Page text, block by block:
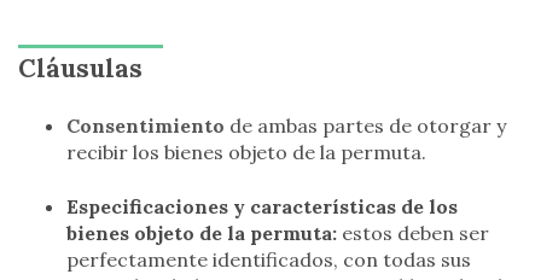
Cláusulas
Consentimiento de ambas partes de otorgar y
recibir los bienes objeto de la permuta.
Especificaciones y características de los
bienes objeto de la permuta: estos deben ser
perfectamente identificados, con todas sus